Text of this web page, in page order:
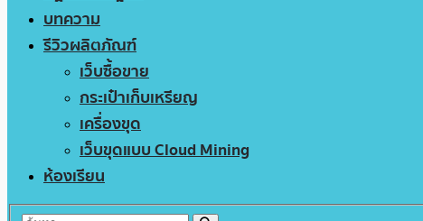
บทความ
รีวิวผลิตภัณฑ์
เว็บซื้อขาย
กระเป๋าเก็บเหรียญ
เครื่องขุด
เว็บขุดแบบ Cloud Mining
ห้องเรียน